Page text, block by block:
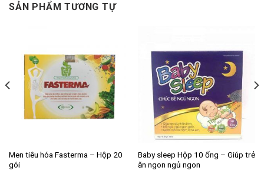
SẢN PHẨM TƯƠNG TỰ
Men tiêu hóa Fasterma – Hộp 20
gói
Baby sleep Hộp 10 ống – Giúp trẻ
ăn ngon ngủ ngon